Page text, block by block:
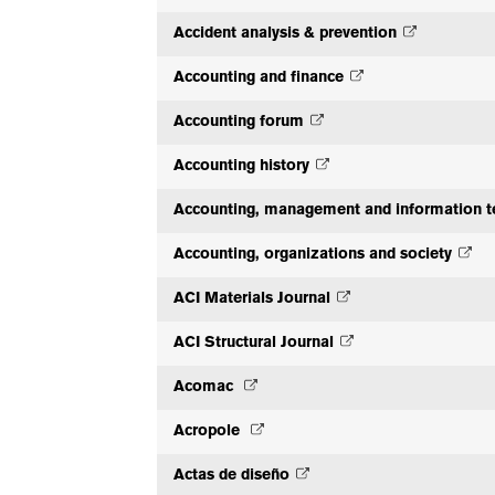
Accident analysis & prevention
Accounting and finance
Accounting forum
Accounting history
Accounting, management and information
Accounting, organizations and society
ACI Materials Journal
ACI Structural Journal
Acomac
Acropole
Actas de diseño